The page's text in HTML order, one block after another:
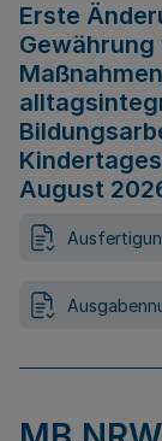
Erste
August